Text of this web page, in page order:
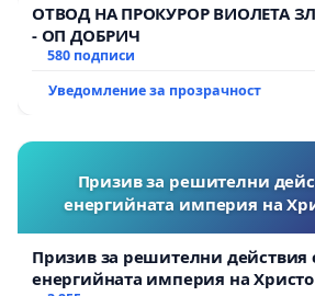
ОТВОД НА ПРОКУРОР ВИОЛЕТА
- ОП ДОБРИЧ
580 подписи
Уведомление за прозрачност
Призив за решителни
енергийната империя на
Призив за решителни действия
енергийната империя на